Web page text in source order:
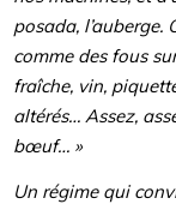
posada,
comme des fous
fraîche, vin,
altérés… Assez,
bœuf… »
Un régime qui